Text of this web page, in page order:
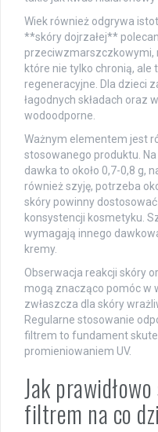
Wiek również odgrywa
**skóry dojrzałej**
przeciwzmarszczkowymi,
które nie tylko chronią, ale
regeneracyjne. Dla dzieci
łagodnych składach oraz
wodoodporne.
Ważnym elementem jest
stosowanego produktu.
dawka to około 0,7-0,8 g,
również szyję, potrzeba
skóry powinny
konsystencji kosmetyku.
wymagają innego
kremy.
Obserwacja reakcji skóry
mogą znacząco pomóc w
zwłaszcza dla skóry
Regularne stosowanie
filtrem to fundament
promieniowaniem UV.
Jak
filtrem na co